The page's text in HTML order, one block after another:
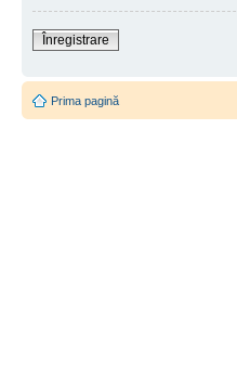
Înregistrare
Prima pagină